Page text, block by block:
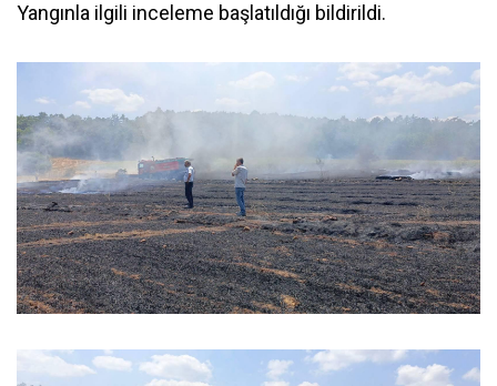
Yangınla ilgili inceleme başlatıldığı bildirildi.